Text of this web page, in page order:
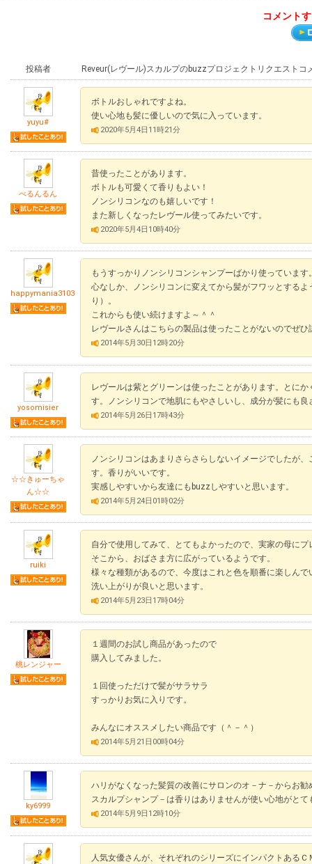
コメント
投稿者 Reveur(レヴール)スカルプのbuzzプロジェクトリクエストコ
yuyu#
ボトルおしゃれですよね。
使い心地も髪に優しいので気に入っています。
2020年5月4日11時21分
べるんるん
昔使ったことがあります。
ボトルも可愛くて香りもよい！
ノンシリコンなのも嬉しいです！
また新しくなったレヴール使ってみたいです。
2020年5月4日10時40分
happymania3103
もうすっかりノンシリコンシャンプーばかり使っています
心なしか、ノンシリコンに変えてから髪がフワッとする
り）。
これからも使い続けますよ～＾＾
レヴールさんはこちらの製品は使ったことがないのでぜひ
2014年5月30日12時20分
yosomisier
レヴールは紫とグリーンは使ったことがあります。とに
す。ノンシリコンで地肌にもやさしいし、成分が髪にも
2014年5月26日17時43分
☆☆きゅーちゃ
ん☆☆
ノンシリコンはあまりさらさらしないイメージでしたが
す。香りがいいです。
実感しやすいから友達にもbuzzしやすいと思います。
2014年5月24日01時02分
ruiki
自分で使用してみて、とてもよかったので、実家の母に
そこから、おばさま方に広がっているようです。
様々な種類があるので、今度はこれと色を順番に楽しんで
洗い上がりが良いと思います。
2014年5月23日17時04分
桃レンジャー
１週間のお試し商品があったので
購入してみました。
１回使っただけで髪がサラサラ
すっかりお気に入りです。
みんなにオススメしたい商品です（＾－＾）
2014年5月21日00時04分
ky6999
ハリがなくなった髪質の改善にサロンのオ－ナ－からお勧
スカルプシャンプ－は香りはありませんが使い心地がと
2014年5月9日12時10分
人気女優さんが、それぞれのシリーズにインパクトある